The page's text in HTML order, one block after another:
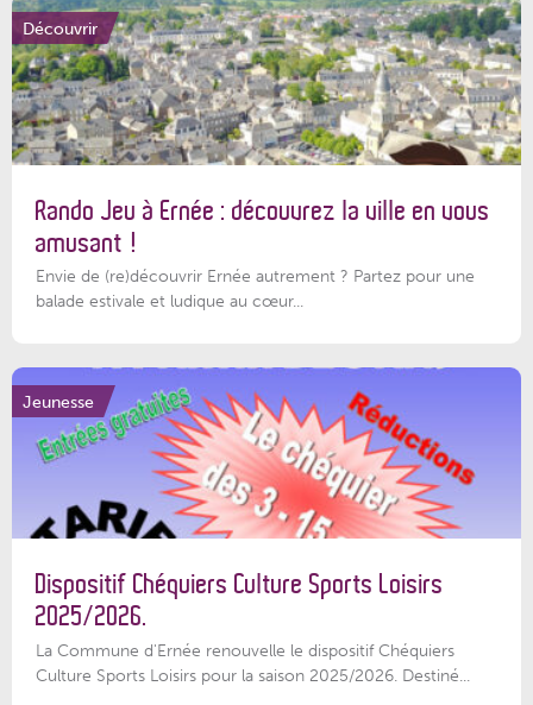
Découvrir
Rando Jeu à Ernée : découvrez la ville en vous
amusant !
Envie de (re)découvrir Ernée autrement ? Partez pour une
balade estivale et ludique au cœur...
Jeunesse
Dispositif Chéquiers Culture Sports Loisirs
2025/2026.
La Commune d'Ernée renouvelle le dispositif Chéquiers
Culture Sports Loisirs pour la saison 2025/2026. Destiné...